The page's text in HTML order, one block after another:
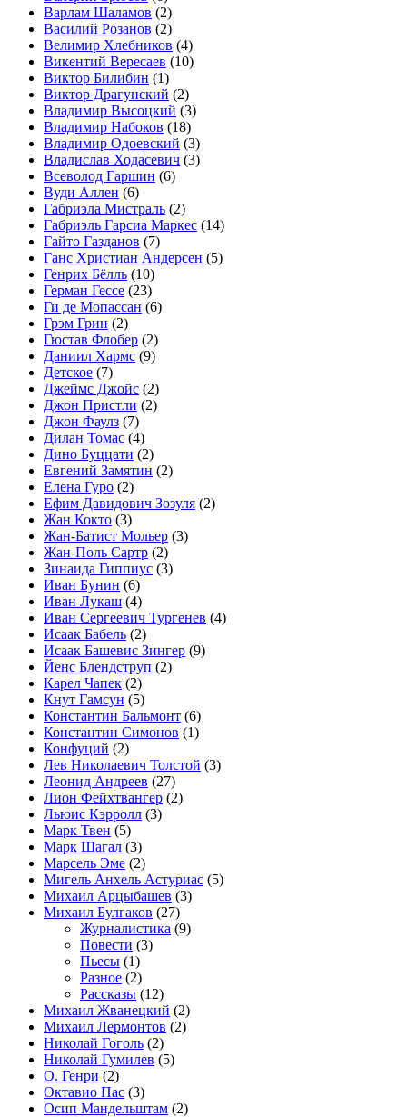
Варлам Шаламов (2)
Василий Розанов (2)
Велимир Хлебников (4)
Викентий Вересаев (10)
Виктор Билибин (1)
Виктор Драгунский (2)
Владимир Высоцкий (3)
Владимир Набоков (18)
Владимир Одоевский (3)
Владислав Ходасевич (3)
Всеволод Гаршин (6)
Вуди Аллен (6)
Габриэла Мистраль (2)
Габриэль Гарсиа Маркес (14)
Гайто Газданов (7)
Ганс Христиан Андерсен (5)
Генрих Бёлль (10)
Герман Гессе (23)
Ги де Мопассан (6)
Грэм Грин (2)
Гюстав Флобер (2)
Даниил Хармс (9)
Детское (7)
Джеймс Джойс (2)
Джон Пристли (2)
Джон Фаулз (7)
Дилан Томас (4)
Дино Буццати (2)
Евгений Замятин (2)
Елена Гуро (2)
Ефим Давидович Зозуля (2)
Жан Кокто (3)
Жан-Батист Мольер (3)
Жан-Поль Сартр (2)
Зинаида Гиппиус (3)
Иван Бунин (6)
Иван Лукаш (4)
Иван Сергеевич Тургенев (4)
Исаак Бабель (2)
Исаак Башевис Зингер (9)
Йенс Блендструп (2)
Карел Чапек (2)
Кнут Гамсун (5)
Константин Бальмонт (6)
Константин Симонов (1)
Конфуций (2)
Лев Николаевич Толстой (3)
Леонид Андреев (27)
Лион Фейхтвангер (2)
Льюис Кэрролл (3)
Марк Твен (5)
Марк Шагал (3)
Марсель Эме (2)
Мигель Анхель Астуриас (5)
Михаил Арцыбашев (3)
Михаил Булгаков (27)
Журналистика (9)
Повести (3)
Пьесы (1)
Разное (2)
Рассказы (12)
Михаил Жванецкий (2)
Михаил Лермонтов (2)
Николай Гоголь (2)
Николай Гумилев (5)
О. Генри (2)
Октавио Пас (3)
Осип Мандельштам (2)